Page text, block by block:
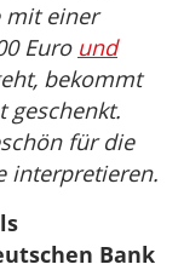
mit einer
Euro und
bekommt
geschenkt.
für die
interpretieren.
Bank